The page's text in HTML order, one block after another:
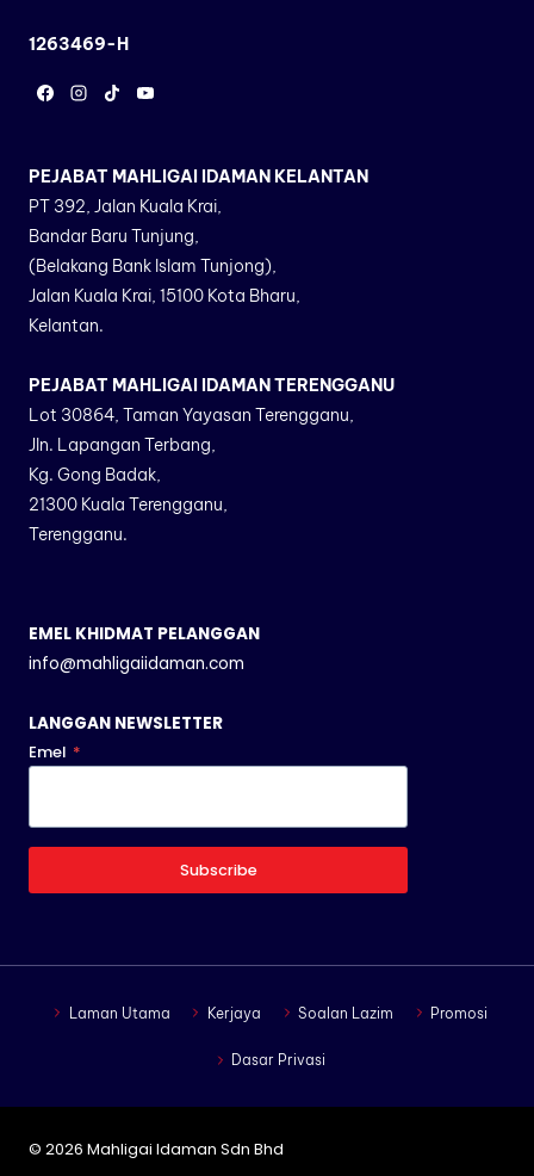
1263469-H
PEJABAT MAHLIGAI IDAMAN KELANTAN
PT 392, Jalan Kuala Krai,
Bandar Baru Tunjung,
(Belakang Bank Islam Tunjong),
Jalan Kuala Krai, 15100 Kota Bharu,
Kelantan.
PEJABAT MAHLIGAI IDAMAN TERENGGANU
Lot 30864, Taman Yayasan Terengganu,
Jln. Lapangan Terbang,
Kg. Gong Badak,
21300 Kuala Terengganu,
Terengganu.
EMEL KHIDMAT PELANGGAN
info@mahligaiidaman.com
LANGGAN NEWSLETTER
Emel *
Subscribe
Laman Utama Kerjaya Soalan Lazim Promosi
Dasar Privasi
© 2026 Mahligai Idaman Sdn Bhd